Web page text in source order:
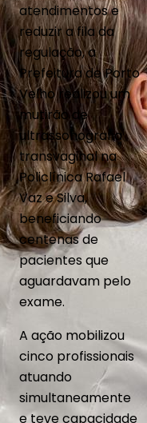
atendimentos e
reduzir a fila da
regulação, a
Prefeitura de Porto
Velho realizou um
mutirão de
ultrassonografia
transvaginal na
Policlínica Rafael
Vaz e Silva,
beneficiando
centenas de
pacientes que
aguardavam pelo
exame.
A ação mobilizou
cinco profissionais
atuando
simultaneamente
e teve capacidade